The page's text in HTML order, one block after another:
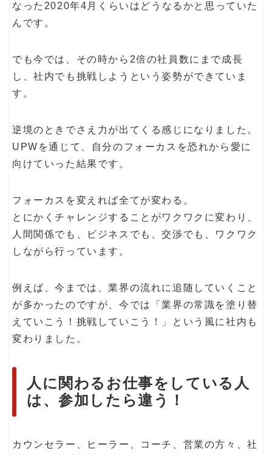
なった2020年4月くらいはどうなるかと思っていた
んです。
でも今では、その時から2倍の社員数にまで成長
し、社内でも挑戦しようという姿勢ができていま
す。
逆境のときでさえ力が出てくる感じになりました。
UPWを通じて、自分のフォーカスを恐れから愛に
向けていった結果です。
フォーカスを変えれば全てが変わる。
とにかくチャレンジすることがワクワクに変わり、
人間関係でも、ビジネスでも、交渉でも、ワクワク
しながら行っています。
例えば、今までは、業界の流れに追随していくこと
が多かったのですが、今では「業界の常識を塗り替
えていこう！挑戦していこう！」という風に社内も
変わりました。
人に関わるお仕事をしている人
は、参加したら違う！
カウンセラー、ヒーラー、コーチ、営業の方々、社